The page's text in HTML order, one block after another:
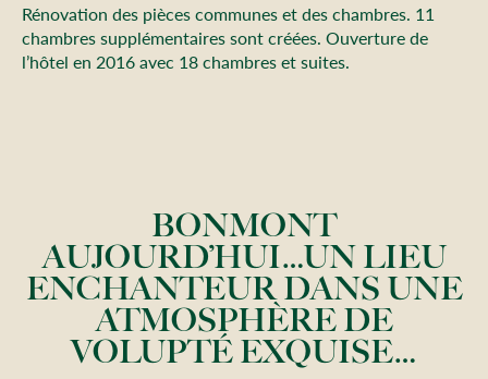
Rénovation des pièces communes et des chambres. 11
chambres supplémentaires sont créées. Ouverture de
l’hôtel en 2016 avec 18 chambres et suites.
BONMONT
AUJOURD’HUI…UN LIEU
ENCHANTEUR DANS UNE
ATMOSPHÈRE DE
VOLUPTÉ EXQUISE…